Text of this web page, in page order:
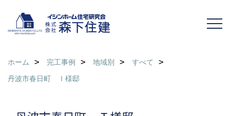
ホーム 完工事例 地域別
すべて
丹波市春日町 Ｉ様邸